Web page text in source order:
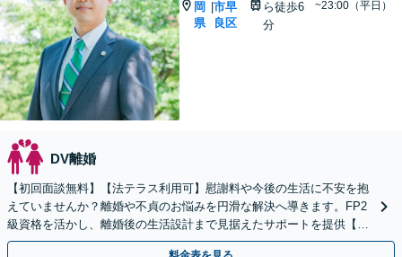
岡
県
|市早
良区
ら徒歩6
分
~23:00（平日）
DV離婚
【初回面談無料】【法テラス利用可】慰謝料や今後の生活に不安を抱
えていませんか？離婚や不貞のお悩みを円滑な解決へ導きます。FP2
級資格を活かし、離婚後の生活設計まで見据えたサポートを提供【キ
ッズスペースあり】【事前のご予約で休日・夜間も対応】